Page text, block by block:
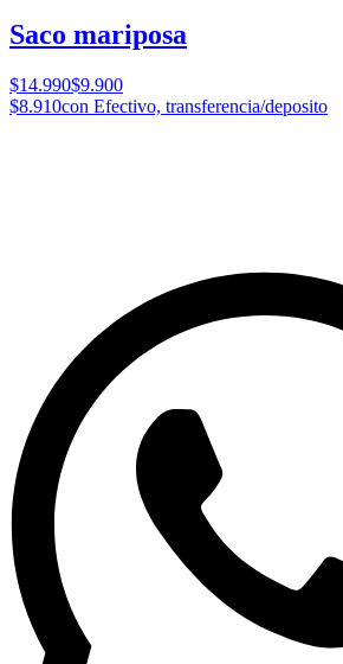
Saco mariposa
$14.990$9.900
$8.910con Efectivo, transferencia/deposito